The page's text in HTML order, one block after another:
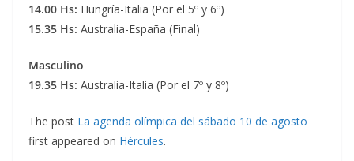
14.00 Hs: Hungría-Italia (Por el 5º y 6º)
15.35 Hs: Australia-España (Final)
Masculino
19.35 Hs: Australia-Italia (Por el 7º y 8º)
The post La agenda olímpica del sábado 10 de agosto
first appeared on Hércules.